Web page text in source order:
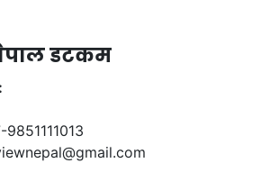
डटकम